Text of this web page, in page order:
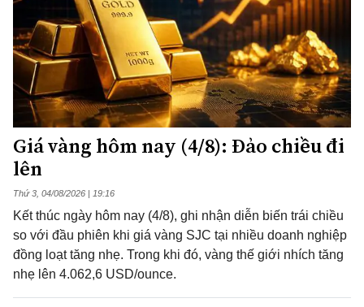
Giá vàng hôm nay (4/8): Đảo chiều đi
lên
Thứ 3, 04/08/2026 | 19:16
Kết thúc ngày hôm nay (4/8), ghi nhận diễn biến trái chiều
so với đầu phiên khi giá vàng SJC tại nhiều doanh nghiệp
đồng loạt tăng nhẹ. Trong khi đó, vàng thế giới nhích tăng
nhẹ lên 4.062,6 USD/ounce.